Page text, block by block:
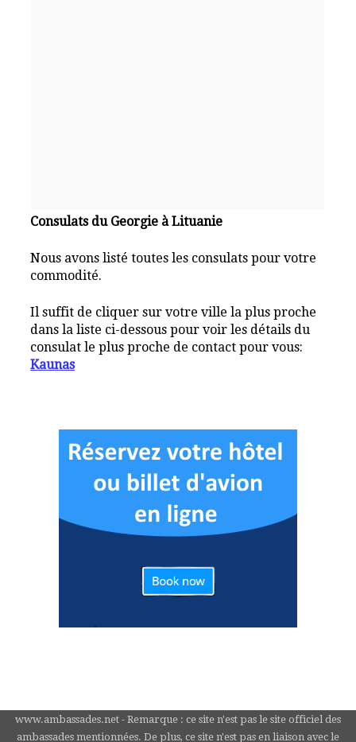
Consulats du Georgie à Lituanie
Nous avons listé toutes les consulats pour votre
commodité.
Il suffit de cliquer sur votre ville la plus proche
dans la liste ci-dessous pour voir les détails du
consulat le plus proche de contact pour vous:
Kaunas
www.ambassades.net - Remarque : ce site n'est pas le site officiel des
ambassades mentionnées. De plus, ce site n'est pas en liaison avec le